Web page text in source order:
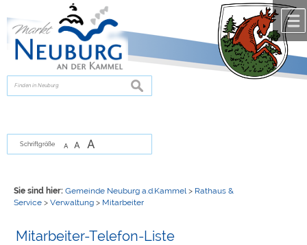
zur Navigationoder
springen.
suchen
Schriftgröße A A A
Sie sind hier: Gemeinde Neuburg a.d.Kammel > Rathaus &
Service> Verwaltung> Mitarbeiter
Mitarbeiter-Telefon-Liste